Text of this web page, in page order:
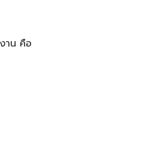
าน คือ